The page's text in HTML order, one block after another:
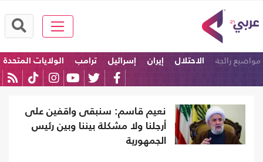
مواضيع رائجة الاحتلال إيران إسرائيل ترامب
الولايات المتحدة
نعيم قاسم: سنبقى واقفين على
أرجلنا ولا مشكلة بيننا وبين رئيس
الجمهورية